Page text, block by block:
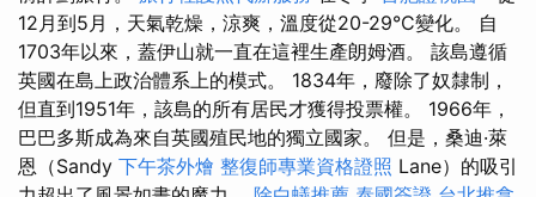
12月到5月，天氣乾燥，涼爽，溫度從20-29°C變化。 自
1703年以來，蓋伊山就一直在這裡生產朗姆酒。 該島遵循
英國在島上政治體系上的模式。 1834年，廢除了奴隸制，
但直到1951年，該島的所有居民才獲得投票權。 1966年，
巴巴多斯成為來自英國殖民地的獨立國家。 但是，桑迪·萊
恩（Sandy 下午茶外燴 整復師專業資格證照 Lane）的吸引